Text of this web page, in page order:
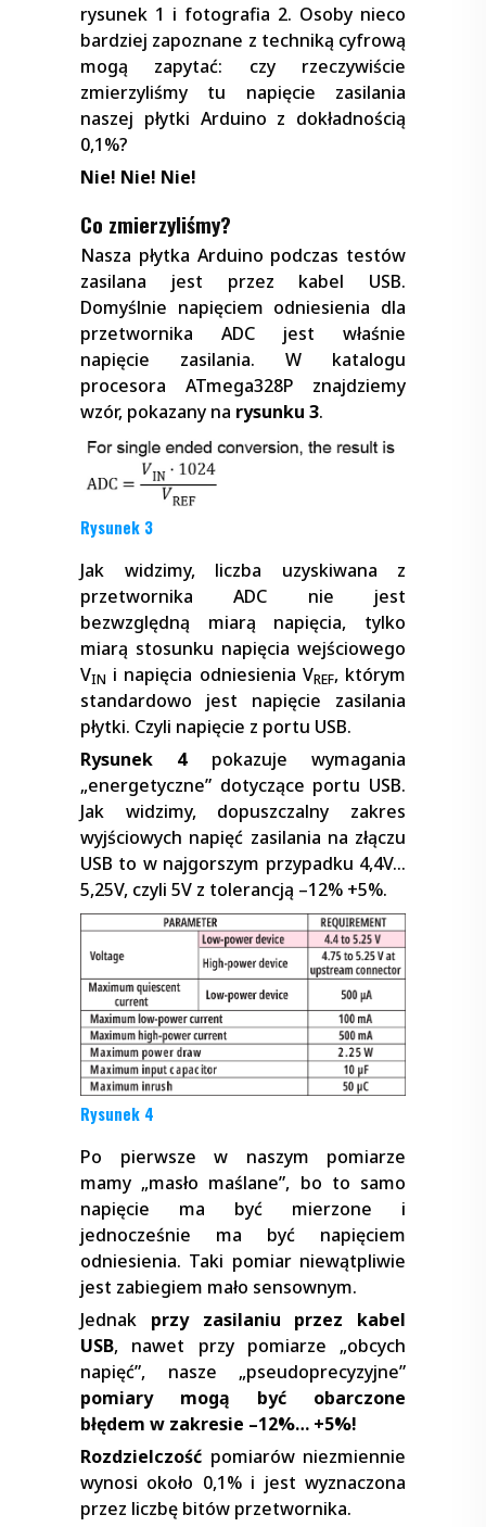
rysunek 1 i fotografia 2. Osoby nieco
bardziej zapoznane z techniką cyfrową
mogą zapytać: czy rzeczywiście
zmierzyliśmy tu napięcie zasilania
naszej płytki Arduino z dokładnością
0,1%?
Nie! Nie! Nie!
Co zmierzyliśmy?
Nasza płytka Arduino podczas testów
zasilana jest przez kabel USB.
Domyślnie napięciem odniesienia dla
przetwornika ADC jest właśnie
napięcie zasilania. W katalogu
procesora ATmega328P znajdziemy
wzór, pokazany na rysunku 3.
Rysunek 3
Jak widzimy, liczba uzyskiwana z
przetwornika ADC nie jest
bezwzględną miarą napięcia, tylko
miarą stosunku napięcia wejściowego
VIN i napięcia odniesienia VREF, którym
standardowo jest napięcie zasilania
płytki. Czyli napięcie z portu USB.
Rysunek 4pokazuje wymagania
„energetyczne” dotyczące portu USB.
Jak widzimy, dopuszczalny zakres
wyjściowych napięć zasilania na złączu
USB to w najgorszym przypadku 4,4V…
5,25V, czyli 5V z tolerancją –12% +5%.
Rysunek 4
Po pierwsze w naszym pomiarze
mamy „masło maślane”, bo to samo
napięcie ma być mierzone i
jednocześnie ma być napięciem
odniesienia. Taki pomiar niewątpliwie
jest zabiegiem mało sensownym.
Jednak przy zasilaniu przez kabel
USB, nawet przy pomiarze „obcych
napięć”, nasze „pseudoprecyzyjne”
pomiary mogą być obarczone
błędem w zakresie –12%… +5%!
Rozdzielczość pomiarów niezmiennie
wynosi około 0,1% i jest wyznaczona
przez liczbę bitów przetwornika.